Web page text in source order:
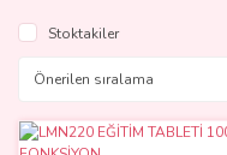
Stoktakiler